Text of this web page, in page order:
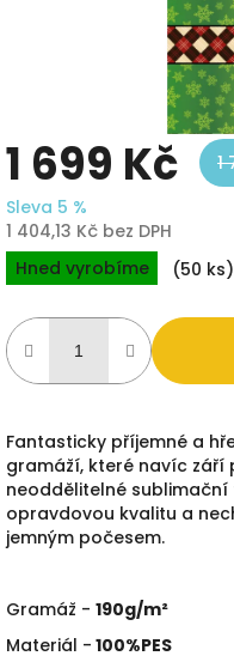
1 699 Kč
1
Sleva 5 %
1 404,13 Kč bez DPH
Měrná
cena:
Hned vyrobíme (50 ks)
Fantasticky příjemné a
gramáží, které navíc září
neoddělitelné
opravdovou kvalitu a
jemným počesem.
Gramáž - 190g/m²
Materiál - 100%PES